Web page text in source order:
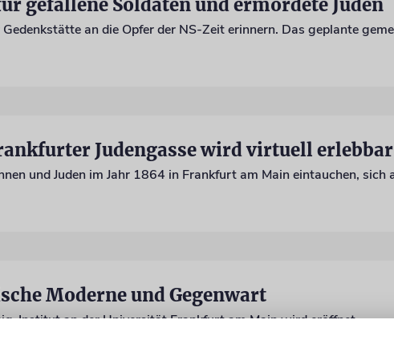
gefallene Soldaten und ermordete Juden
Judengasse wird virtuell erlebbar
Moderne und Gegenwart
Institut an der Universität Frankfurt am Main wird eröffnet